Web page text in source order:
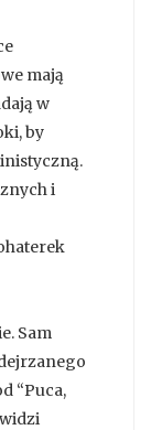
mają
w
by
i
Sam
“Puca,